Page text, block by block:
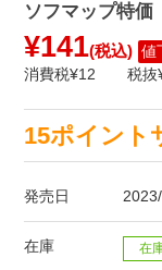
ソフマップ特価
¥141(税込) 値
消費税¥12
税抜
15ポイント
発売日
在庫 在